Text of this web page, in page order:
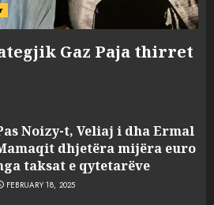
Gaz Paja thirret
Noizy-t, Veliaj i dha Ermal
dhjetëra mijëra euro
taksat e qytetarëve
FEBRUARY 18, 2025